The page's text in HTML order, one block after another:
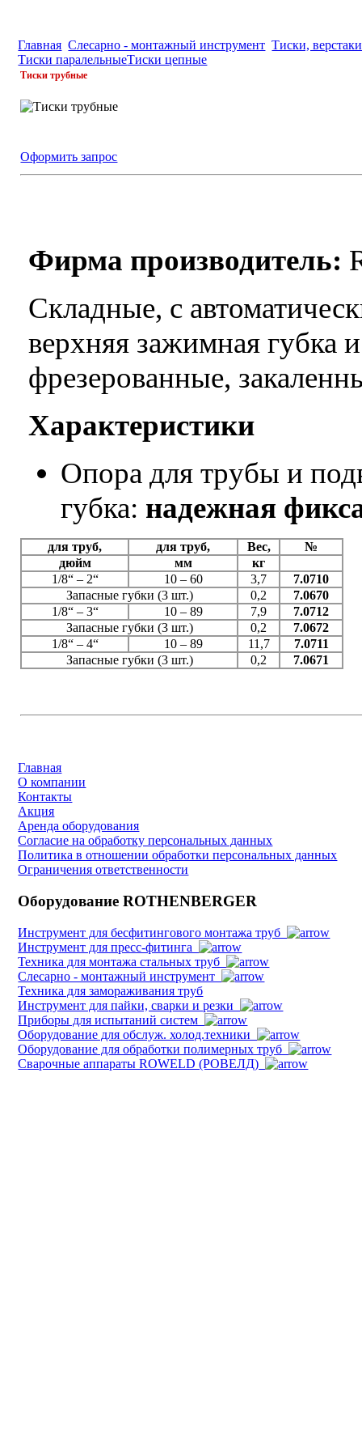
Главная Слесарно - монтажный инструмент Тиски, верстаки
Тиски паралельныеТиски цепные
Тиски трубные
Оформить запрос
Фирма производитель:
Складные, с
верхняя зажимная губка
фрезерованные,
Характеристики
Опора для трубы и
губка: надежная
для труб, для труб, Вес,
№
дюйм
мм
кг
1/8“ – 2“
10 – 60 3,7
7.0710
Запасные губки (3 шт.)
0,2
7.0670
1/8“ – 3“
10 – 89 7,9
7.0712
Запасные губки (3 шт.)
0,2
7.0672
1/8“ – 4“
10 – 89 11,7
7.0711
Запасные губки (3 шт.)
0,2 7.0671
Главная
О компании
Контакты
Акция
Аренда оборудования
Согласие на обработку персональных данных
Политика в отношении обработки персональных данных
Ограничения ответственности
Оборудование ROTHENBERGER
Инструмент для бесфитингового монтажа труб
Инструмент для пресс-фитинга
Техника для монтажа стальных труб
Слесарно - монтажный инструмент
Техника для замораживания труб
Инструмент для пайки, сварки и резки
Приборы для испытаний систем
Оборудование для обслуж. холод.техники
Оборудование для обработки полимерных труб
Cварочные аппараты ROWELD (РОВЕЛД)